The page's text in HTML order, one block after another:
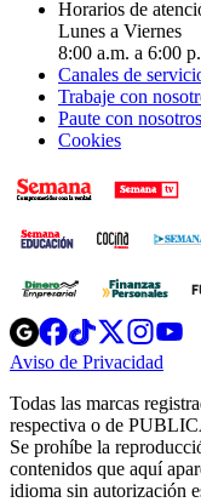
Horarios de
Lunes a Viernes
8:00 a.m. a 6:00
Canales de
Trabaje con
Paute con nosotros
Cookies
Opens
in
new
Opens
in
new
Opens
in
new
window
Opens
new
Aviso de Privacidad
new
Todas las marcas
respectiva o de
Se prohíbe la
contenidos que aquí
idioma sin autorización